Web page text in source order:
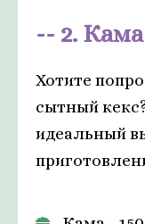
2.
Хотите
сытный
идеальный